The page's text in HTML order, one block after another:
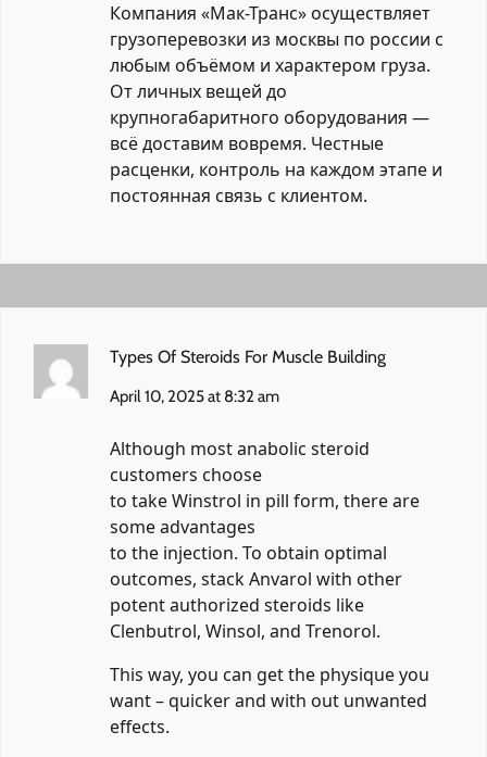
Компания «Мак-Транс» осуществляет
грузоперевозки из москвы по россии с
любым объёмом и характером груза.
От личных вещей до
крупногабаритного оборудования —
всё доставим вовремя. Честные
расценки, контроль на каждом этапе и
постоянная связь с клиентом.
Types Of Steroids For Muscle Building
April 10, 2025 at 8:32 am
Although most anabolic steroid
customers choose
to take Winstrol in pill form, there are
some advantages
to the injection. To obtain optimal
outcomes, stack Anvarol with other
potent authorized steroids like
Clenbutrol, Winsol, and Trenorol.
This way, you can get the physique you
want – quicker and with out unwanted
effects.